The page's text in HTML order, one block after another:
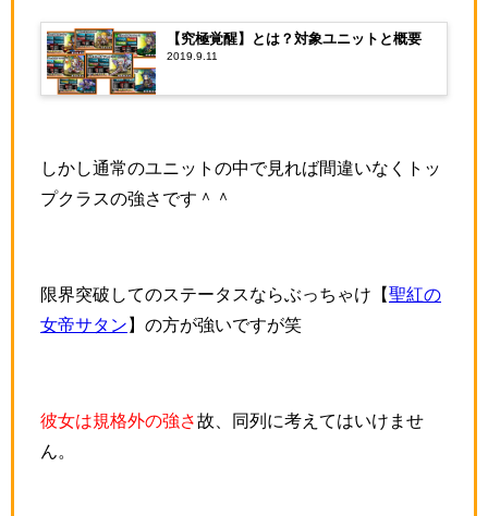
【究極覚醒】とは？対象ユニットと概要
2019.9.11
しかし通常のユニットの中で見れば間違いなくトッ
プクラスの強さです＾＾
限界突破してのステータスならぶっちゃけ【聖紅の
女帝サタン 】の方が強いですが笑
彼女は規格外の強さ故、同列に考えてはいけませ
ん。